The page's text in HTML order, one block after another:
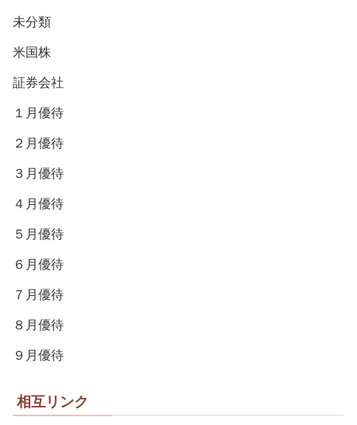
未分類
米国株
証券会社
１月優待
２月優待
３月優待
４月優待
５月優待
６月優待
７月優待
８月優待
９月優待
相互リンク